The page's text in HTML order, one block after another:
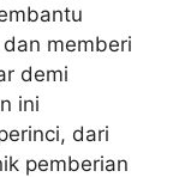
memberi
demi
ini
dari
pemberian